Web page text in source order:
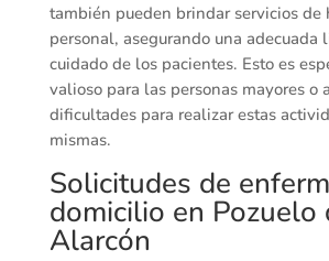
también pueden brindar servicios de
personal, asegurando una adecuada
cuidado de los pacientes. Esto es
valioso para las personas mayores o
dificultades para realizar estas
mismas.
Solicitudes de
domicilio en Pozuelo
Alarcón